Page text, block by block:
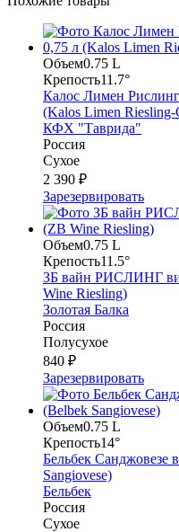
Объем0.75 L
Крепость11.7°
Калос Лимен
(Kalos Limen Riesling-
КФХ "Таврида"
Россия
Сухое
2 390 ₽
Зарезервировать
Объем0.75 L
Крепость11.5°
ЗБ вайн РИСЛИНГ
Wine Riesling)
Золотая Балка
Россия
Полусухое
840 ₽
Зарезервировать
Объем0.75 L
Крепость14°
Бельбек Санджовезе
Sangiovese)
Бельбек
Россия
Сухое